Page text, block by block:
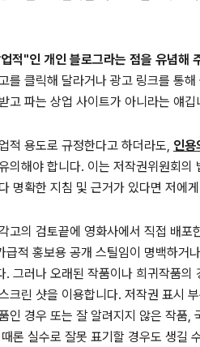
적"인 개인 블로그라는 점을 유념해
를 클릭해 달라거나 광고 링크를 통
고 파는 상업 사이트가 아니라는 얘깁
적 용도로 규정한다고 하더라도, 인용
의해야 합니다. 이는 저작권위원회의
명확한 지침 및 근거가 있다면 저에
고의 검토끝에 영화사에서 직접 배포
급적 홍보용 공개 스틸임이 명백하거
. 그러나 오래된 작품이나 희귀작품의
크린 샷을 이용합니다. 저작권 표시
인 경우 또는 잘 알려지지 않은 작품,
론 실수로 잘못 표기할 경우도 생길